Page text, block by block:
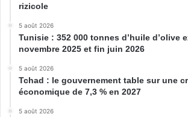
rizicole
5 août 2026
Tunisie : 352 000 tonnes d’huile d’olive
novembre 2025 et fin juin 2026
5 août 2026
Tchad : le gouvernement table sur une
économique de 7,3 % en 2027
5 août 2026